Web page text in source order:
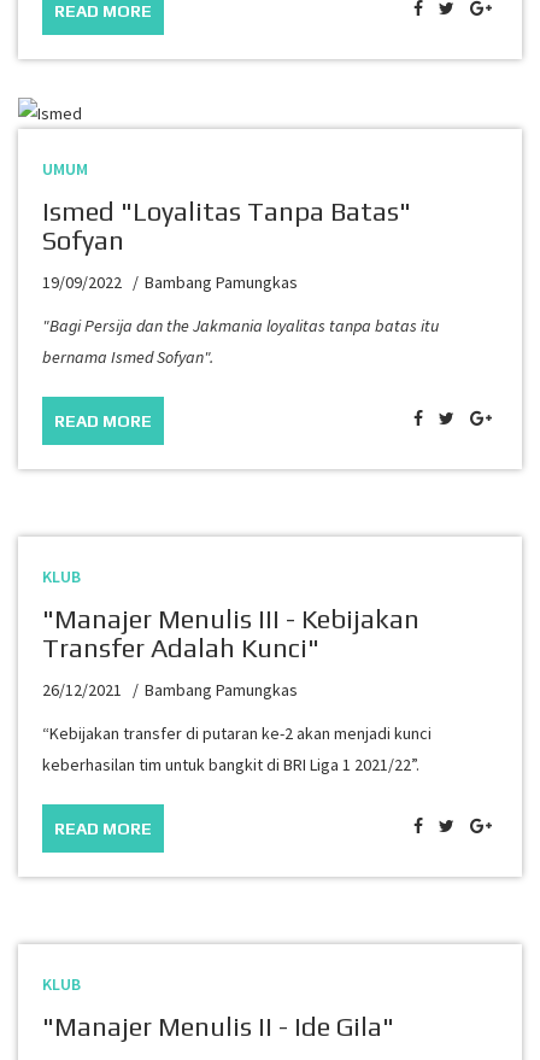
READ MORE
UMUM
Ismed "Loyalitas Tanpa Batas"
Sofyan
19/09/2022
Bambang Pamungkas
"Bagi Persija dan the Jakmania loyalitas tanpa batas itu
bernama Ismed Sofyan".
READ MORE
KLUB
"Manajer Menulis III - Kebijakan
Transfer Adalah Kunci"
26/12/2021
Bambang Pamungkas
“Kebijakan transfer di putaran ke-2 akan menjadi kunci
keberhasilan tim untuk bangkit di BRI Liga 1 2021/22”.
READ MORE
KLUB
"Manajer Menulis II - Ide Gila"